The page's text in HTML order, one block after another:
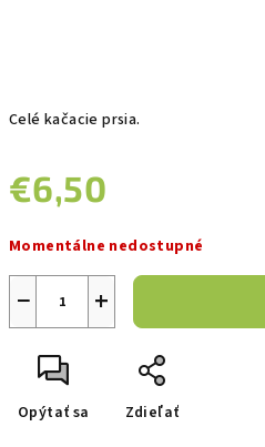
Celé kačacie prsia.
€6,50
cena:
Momentálne nedostupné
+
−
Opýtať sa Zdieľať